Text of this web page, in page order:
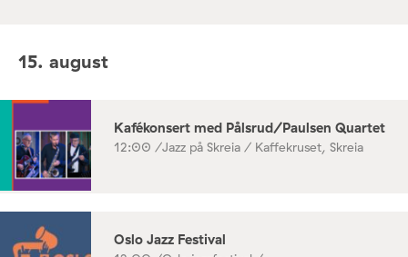
15. august
Kafékonsert med Pålsrud/Paulsen Quartet
12:00 /Jazz på Skreia / Kaffekruset, Skreia
Oslo Jazz Festival